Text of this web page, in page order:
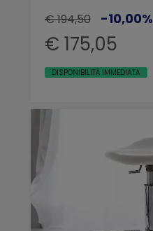
€ 194,50
-10,00%
€ 175,05
DISPONIBILITÀ IMMEDIATA